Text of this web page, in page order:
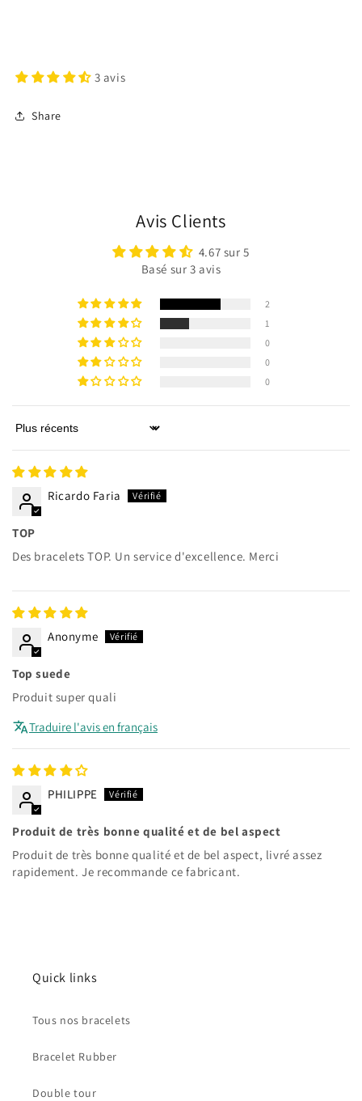
3 avis
Share
Avis Clients
4.67 sur 5
Basé sur 3 avis
2
1
0
0
0
Sort by
Ricardo Faria
TOP
Des bracelets TOP. Un service d'excellence. Merci
Anonyme
Top suede
Produit super quali
Traduire l'avis en français
PHILIPPE
Produit de très bonne qualité et de bel aspect
Produit de très bonne qualité et de bel aspect, livré assez
rapidement. Je recommande ce fabricant.
Quick links
Tous nos bracelets
Bracelet Rubber
Double tour
Connexion requise
Connectez-vous à votre compte pour ajouter des
Se connecter